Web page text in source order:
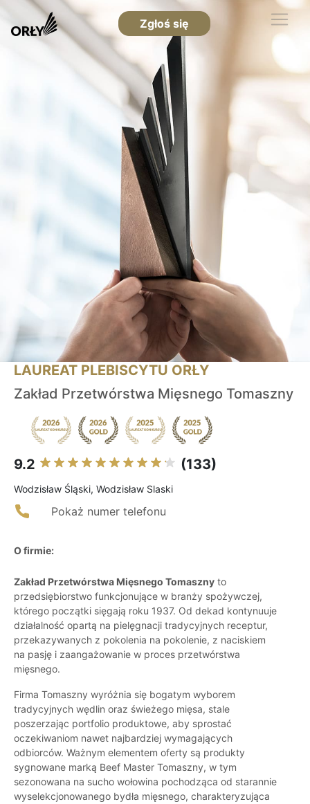
Zgłoś się
LAUREAT PLEBISCYTU ORŁY
Zakład Przetwórstwa Mięsnego Tomaszny
9.2 (133)
Wodzisław Śląski, Wodzisław Slaski
Pokaż numer telefonu
O firmie:
Zakład Przetwórstwa Mięsnego Tomaszny to
przedsiębiorstwo funkcjonujące w branży spożywczej,
którego początki sięgają roku 1937. Od dekad kontynuuje
działalność opartą na pielęgnacji tradycyjnych receptur,
przekazywanych z pokolenia na pokolenie, z naciskiem
na pasję i zaangażowanie w proces przetwórstwa
mięsnego.
Firma Tomaszny wyróżnia się bogatym wyborem
tradycyjnych wędlin oraz świeżego mięsa, stale
poszerzając portfolio produktowe, aby sprostać
oczekiwaniom nawet najbardziej wymagających
odbiorców. Ważnym elementem oferty są produkty
sygnowane marką Beef Master Tomaszny, w tym
sezonowana na sucho wołowina pochodząca od starannie
wyselekcjonowanego bydła mięsnego, charakteryzująca